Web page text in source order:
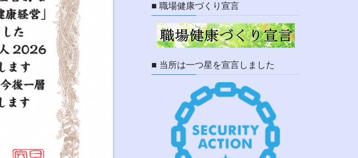
■ 職場健康づくり宣言
■ 当所は一つ星を宣言しました